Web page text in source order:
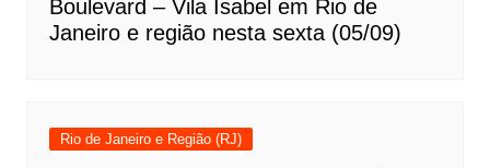
Boulevard – Vila Isabel em Rio de
Janeiro e região nesta sexta (05/09)
Rio de Janeiro e Região (RJ)